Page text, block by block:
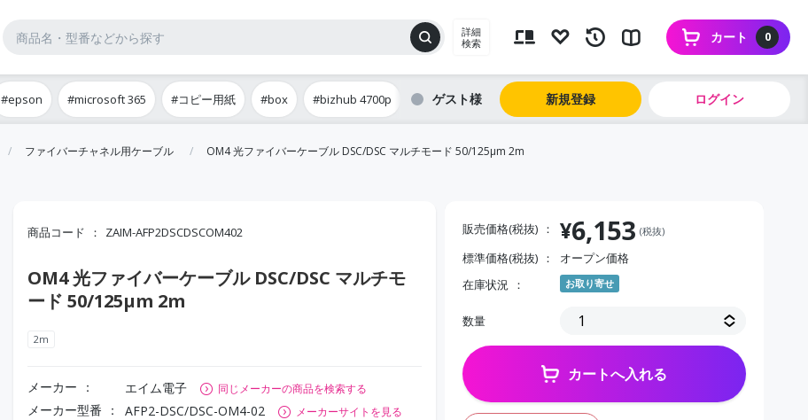
詳細
検索
0
カート
#epson #microsoft 365 #コピー用紙 #box #bizhub 4700p ゲスト 新規登録 ログイン
ファイバーチャネル用ケーブル OM4 光ファイバーケーブル DSC/DSC マルチモード 50/125μm 2m
商品コード ZAIM-AFP2DSCDSCOM402
OM4 光ファイバーケーブル DSC/DSC マルチモ
ード 50/125μm 2m
2m
メーカー エイム電子 同じメーカーの商品を検索する
メーカー型番 AFP2-DSC/DSC-OM4-02 メーカーサイトを見る
販売価格(税抜) ¥6,153 (税抜)
標準価格(税抜)
オープン価格
在庫状況
お取り寄せ
数量
カートへ入れる